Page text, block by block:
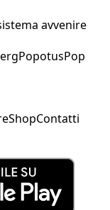
avvenire
PopotusPop
ShopContatti